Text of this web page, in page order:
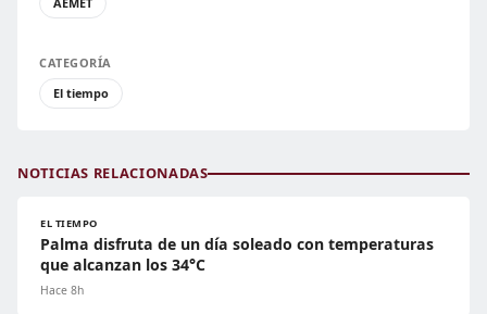
CATEGORÍA
El tiempo
NOTICIAS RELACIONADAS
EL TIEMPO
Palma disfruta de un día soleado con temperaturas
que alcanzan los 34°C
Hace 8h